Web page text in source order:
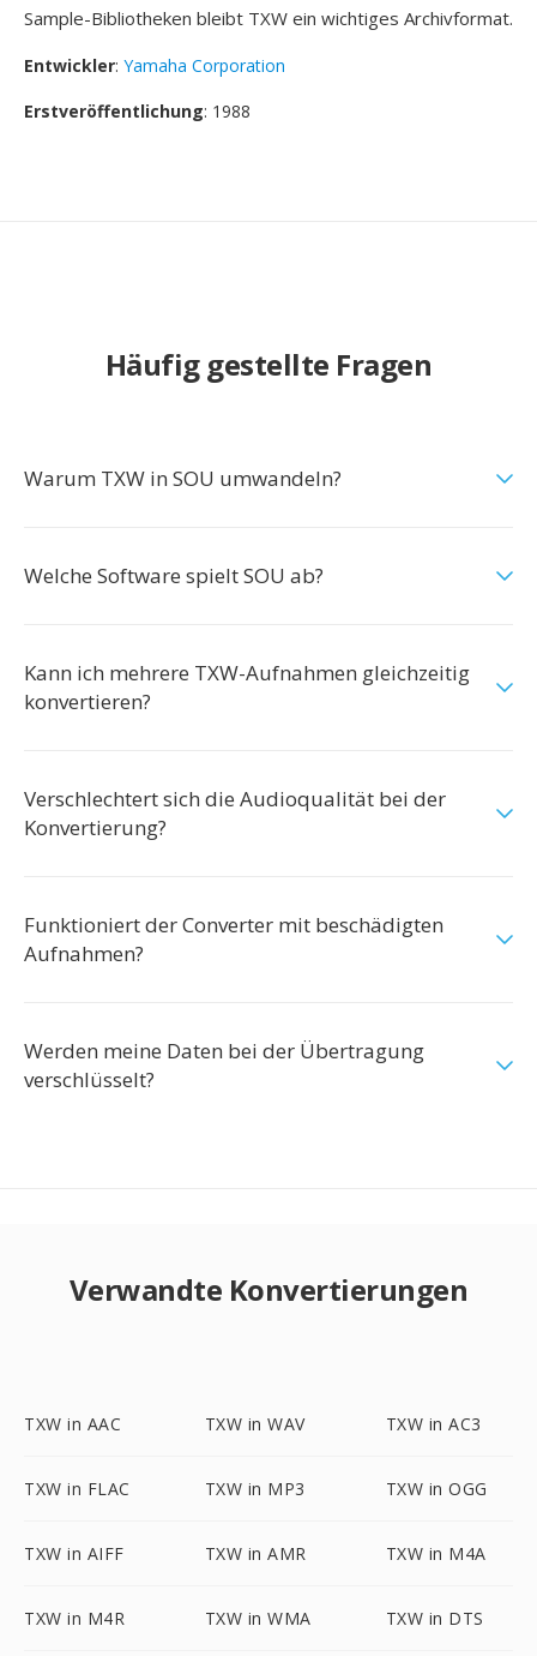
Sample-Bibliotheken bleibt TXW ein wichtiges Archivformat.
Entwickler: Yamaha Corporation
Erstveröffentlichung: 1988
Häufig gestellte Fragen
Warum TXW in SOU umwandeln?
Welche Software spielt SOU ab?
Kann ich mehrere TXW-Aufnahmen gleichzeitig
konvertieren?
Verschlechtert sich die Audioqualität bei der
Konvertierung?
Funktioniert der Converter mit beschädigten
Aufnahmen?
Werden meine Daten bei der Übertragung
verschlüsselt?
Verwandte Konvertierungen
TXW in AAC TXW in WAV TXW in AC3
TXW in FLAC TXW in MP3 TXW in OGG
TXW in AIFF TXW in AMR TXW in M4A
TXW in M4R TXW in WMA TXW in DTS